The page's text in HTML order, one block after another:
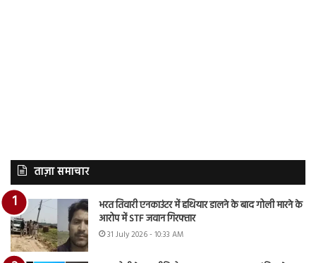
ताज़ा समाचार
भरत तिवारी एनकाउंटर में हथियार डालने के बाद गोली मारने के
आरोप में STF जवान गिरफ्तार
31 July 2026 - 10:33 AM